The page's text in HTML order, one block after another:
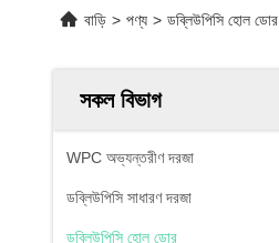
বাড়ি > পণ্য > ডব্লিউপিসি হোল ডোর
সকল বিভাগ
WPC অভ্যন্তরীণ দরজা
ডব্লিউপিসি সাধারণ দরজা
ডব্লিউপিসি হোল ডোর